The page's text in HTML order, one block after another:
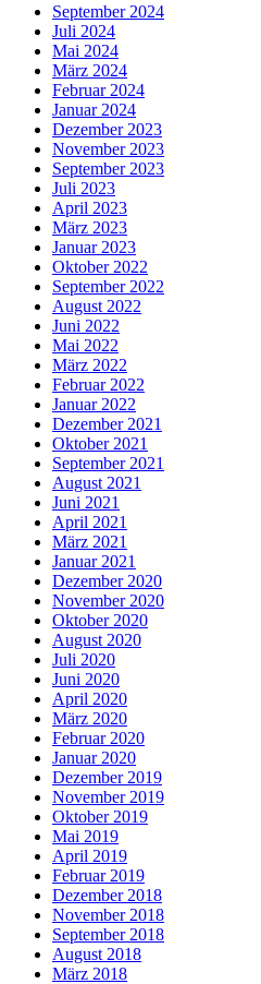
September 2024
Juli 2024
Mai 2024
März 2024
Februar 2024
Januar 2024
Dezember 2023
November 2023
September 2023
Juli 2023
April 2023
März 2023
Januar 2023
Oktober 2022
September 2022
August 2022
Juni 2022
Mai 2022
März 2022
Februar 2022
Januar 2022
Dezember 2021
Oktober 2021
September 2021
August 2021
Juni 2021
April 2021
März 2021
Januar 2021
Dezember 2020
November 2020
Oktober 2020
August 2020
Juli 2020
Juni 2020
April 2020
März 2020
Februar 2020
Januar 2020
Dezember 2019
November 2019
Oktober 2019
Mai 2019
April 2019
Februar 2019
Dezember 2018
November 2018
September 2018
August 2018
März 2018